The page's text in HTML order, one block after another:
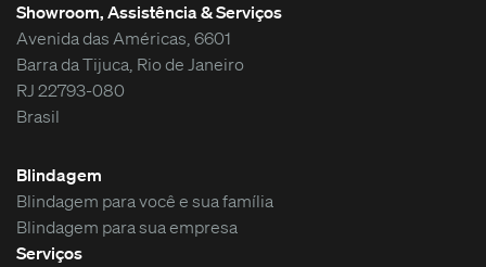
Showroom, Assistência & Serviços
Avenida das Américas, 6601
Barra da Tijuca, Rio de Janeiro
RJ 22793-080
Brasil
Blindagem
Blindagem para você e sua família
Blindagem para sua empresa
Serviços